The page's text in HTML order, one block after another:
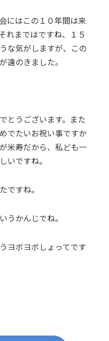
にはこの１０年間は来
れまではですね、１５
な気がしますが、この
遠のきました。
とうございます。また
でたいお祝い事ですか
米寿だから、私ども一
いですね。
すね。
かんじでね。
ヨボヨボしょってです